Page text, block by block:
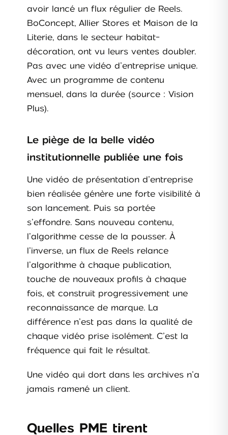
avoir lancé un flux régulier de Reels.
BoConcept, Allier Stores et Maison de la
Literie, dans le secteur habitat-
décoration, ont vu leurs ventes doubler.
Pas avec une vidéo d’entreprise unique.
Avec un programme de contenu
mensuel, dans la durée (source : Vision
Plus).
Le piège de la belle vidéo
institutionnelle publiée une fois
Une vidéo de présentation d’entreprise
bien réalisée génère une forte visibilité à
son lancement. Puis sa portée
s’effondre. Sans nouveau contenu,
l’algorithme cesse de la pousser. À
l’inverse, un flux de Reels relance
l’algorithme à chaque publication,
touche de nouveaux profils à chaque
fois, et construit progressivement une
reconnaissance de marque. La
différence n’est pas dans la qualité de
chaque vidéo prise isolément. C’est la
fréquence qui fait le résultat.
Une vidéo qui dort dans les archives n’a
jamais ramené un client.
Quelles PME tirent